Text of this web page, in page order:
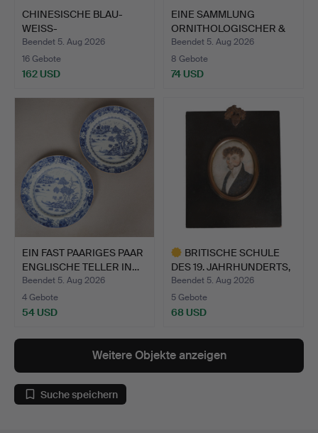
CHINESISCHE BLAU-
WEISS-
PORZELLANSCHALE, SP…
Beendet 5. Aug 2026
16 Gebote
162 USD
EINE SAMMLUNG
ORNITHOLOGISCHER &
ÄHNLICHER…
Beendet 5. Aug 2026
8 Gebote
74 USD
EIN FAST PAARIGES PAAR
ENGLISCHE TELLER IN…
Beendet 5. Aug 2026
4 Gebote
54 USD
BRITISCHE SCHULE
DES 19. JAHRHUNDERTS,
POR…
Beendet 5. Aug 2026
5 Gebote
68 USD
Weitere Objekte anzeigen
Suche speichern